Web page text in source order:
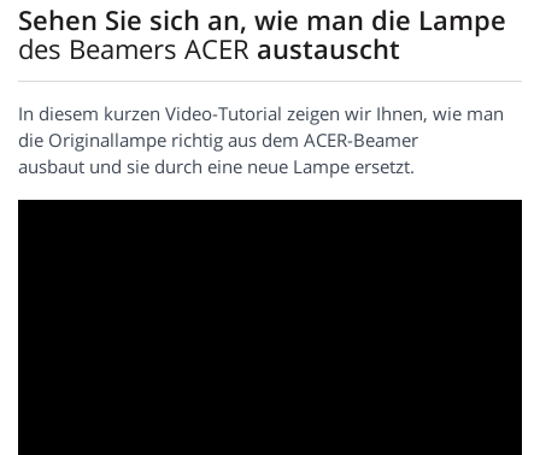
Sehen Sie sich an, wie man die Lampe
des Beamers ACER austauscht
In diesem kurzen Video-Tutorial zeigen wir Ihnen, wie man
die Originallampe richtig aus dem ACER-Beamer
ausbaut und sie durch eine neue Lampe ersetzt.